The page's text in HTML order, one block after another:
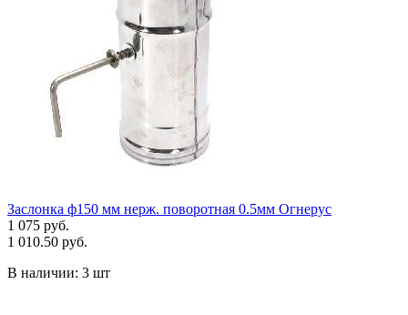
Заслонка ф150 мм нерж. поворотная 0.5мм Огнерус
1 075 руб.
1 010.50 руб.
В наличии: 3 шт